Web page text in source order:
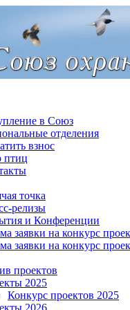
в Союз
отделения
взнос
точка
релизы
и Конференции
заявки на конкурс
заявки на конкурс
проектов
2025
Конкурс проектов 2025
2026